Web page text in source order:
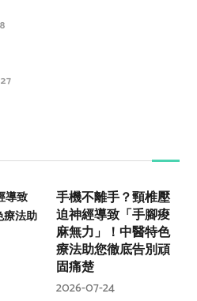
27
手機不離手？頸椎壓
迫神經導致「手腳痠
麻無力」！中醫特色
療法助您徹底告別頑
固痛楚
2026-07-24